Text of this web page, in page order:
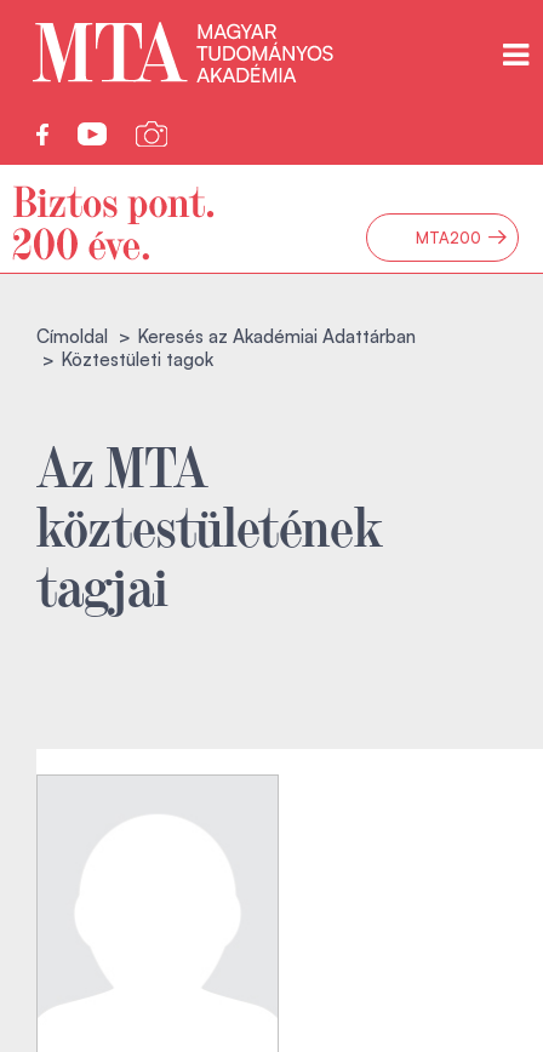
MTA200 →
Címoldal
Keresés az Akadémiai Adattárban
Köztestületi tagok
Az MTA
köztestületének
tagjai